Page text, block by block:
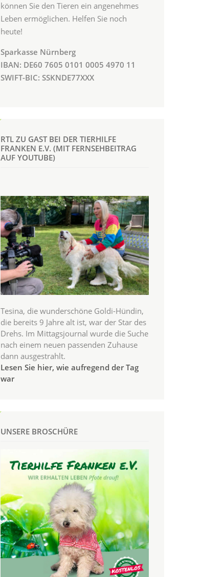
können Sie den Tieren ein angenehmes
Leben ermöglichen. Helfen Sie noch
heute!
Sparkasse Nürnberg
IBAN: DE60 7605 0101 0005 4970 11
SWIFT-BIC: SSKNDE77XXX
RTL ZU GAST BEI DER TIERHILFE
FRANKEN E.V. (MIT FERNSEHBEITRAG
AUF YOUTUBE)
Tesina, die wunderschöne Goldi-Hündin,
die bereits 9 Jahre alt ist, war der Star des
Drehs. Im Mittagsjournal wurde die Suche
nach einem neuen passenden Zuhause
dann ausgestrahlt.
Lesen Sie hier, wie aufregend der Tag
war
UNSERE BROSCHÜRE